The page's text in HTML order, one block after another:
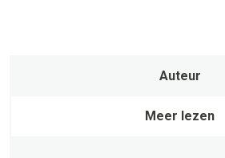
Auteur
Meer lezen